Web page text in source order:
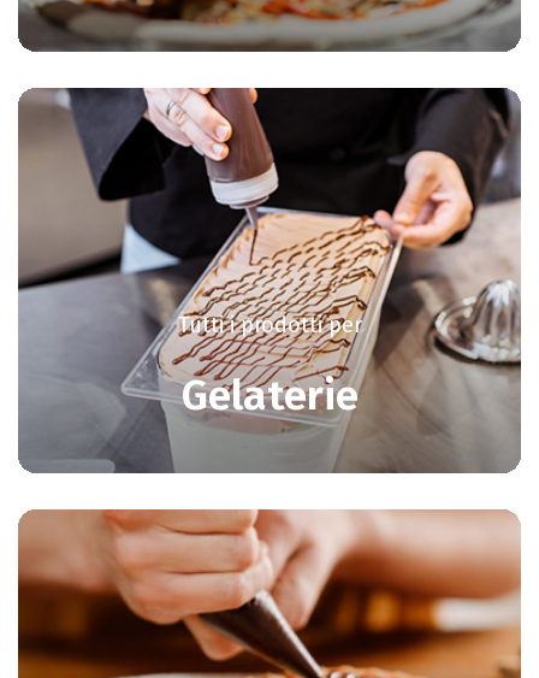
Tutti i prodotti per
Gelaterie